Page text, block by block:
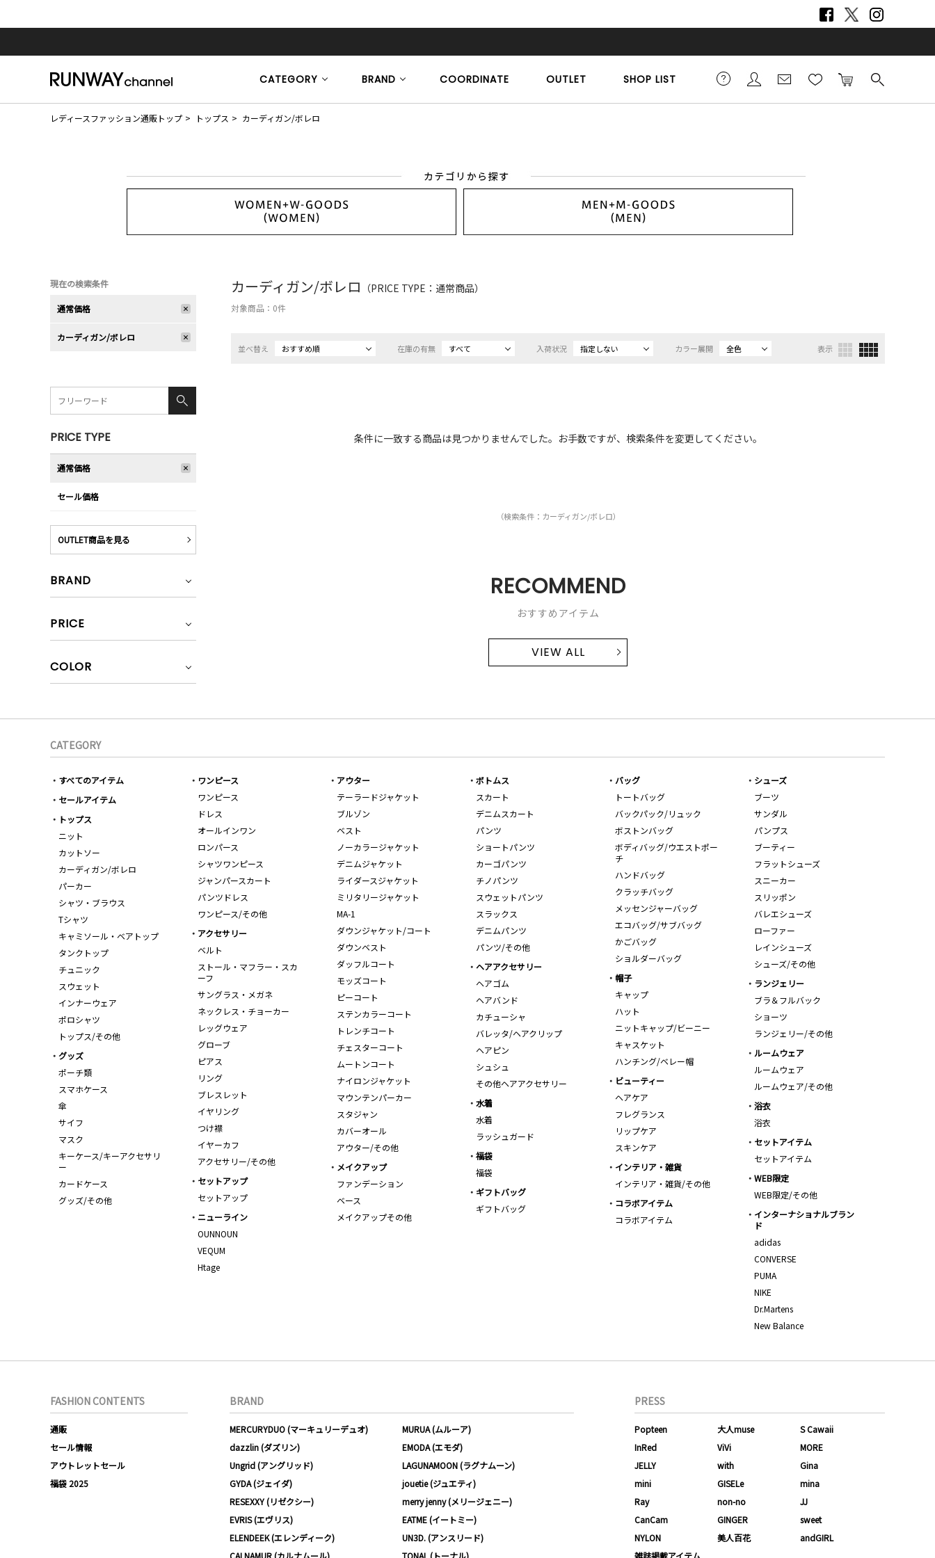
CATEGORY BRAND COORDINATE OUTLET SHOP LIST
レディースファッション通販トップ トップス カーディガン/ボレロ
カーディガン/ボレロ （PRICE TYPE：通常商品）
対象商品： 0件
並べ替え おすすめ順 在庫の有無 すべて 入荷状況 指定しない カラー展開 全色 表示
条件に一致する商品は見つかりませんでした。お手数ですが、検索条件を変更してください。
（検索条件：カーディガン/ボレロ）
RECOMMEND
おすすめアイテム
VIEW ALL
現在の検索条件
通常価格
カーディガン/ボレロ
PRICE TYPE
通常価格
セール価格
OUTLET商品を見る
BRAND
PRICE
COLOR
CATEGORY
すべてのアイテム
セールアイテム
トップス
ニット
カットソー
カーディガン/ボレロ
パーカー
シャツ・ブラウス
Tシャツ
キャミソール・ベアトップ
タンクトップ
チュニック
スウェット
インナーウェア
ポロシャツ
トップス/その他
ワンピース
ワンピース
ドレス
オールインワン
ロンパース
シャツワンピース
ジャンパースカート
パンツドレス
ワンピース/その他
アウター
テーラードジャケット
ブルゾン
ベスト
ノーカラージャケット
デニムジャケット
ライダースジャケット
ミリタリージャケット
MA-1
ダウンジャケット/コート
ダウンベスト
ダッフルコート
モッズコート
ピーコート
ステンカラーコート
トレンチコート
チェスターコート
ムートンコート
ナイロンジャケット
マウンテンパーカー
スタジャン
カバーオール
アウター/その他
ボトムス
スカート
デニムスカート
パンツ
ショートパンツ
カーゴパンツ
チノパンツ
スウェットパンツ
スラックス
デニムパンツ
パンツ/その他
バッグ
トートバッグ
バックパック/リュック
ボストンバッグ
ボディバッグ/ウエストポー
チ
ハンドバッグ
クラッチバッグ
メッセンジャーバッグ
エコバッグ/サブバッグ
かごバッグ
ショルダーバッグ
シューズ
ブーツ
サンダル
パンプス
ブーティー
フラットシューズ
スニーカー
スリッポン
バレエシューズ
ローファー
レインシューズ
シューズ/その他
アクセサリー
ベルト
ストール・マフラー・スカ
ーフ
サングラス・メガネ
ネックレス・チョーカー
レッグウェア
グローブ
ピアス
リング
ブレスレット
イヤリング
つけ襟
イヤーカフ
アクセサリー/その他
ヘアアクセサリー
ヘアゴム
ヘアバンド
カチューシャ
バレッタ/ヘアクリップ
ヘアピン
シュシュ
その他ヘアアクセサリー
帽子
キャップ
ハット
ニットキャップ/ビーニー
キャスケット
ハンチング/ベレー帽
ランジェリー
ブラ＆フルバック
ショーツ
ランジェリー/その他
ルームウェア
ルームウェア
ルームウェア/その他
グッズ
ポーチ類
スマホケース
傘
サイフ
マスク
キーケース/キーアクセサリ
ー
カードケース
グッズ/その他
ビューティー
ヘアケア
フレグランス
リップケア
スキンケア
水着
水着
ラッシュガード
浴衣
浴衣
セットアイテム
セットアイテム
福袋
福袋
メイクアップ
ファンデーション
ベース
メイクアップその他
インテリア・雑貨
インテリア・雑貨/その他
WEB限定
WEB限定/その他
セットアップ
セットアップ
ギフトバッグ
ギフトバッグ
コラボアイテム
コラボアイテム
インターナショナルブラン
ド
adidas
CONVERSE
PUMA
NIKE
Dr.Martens
New Balance
ニューライン
OUNNOUN
VEQUM
Htage
FASHION CONTENTS
通販
セール情報
アウトレットセール
福袋 2025
BRAND
MERCURYDUO (マーキュリーデュオ)
MURUA (ムルーア)
dazzlin (ダズリン)
EMODA (エモダ)
Ungrid (アングリッド)
LAGUNAMOON (ラグナムーン)
GYDA (ジェイダ)
jouetie (ジュエティ)
RESEXXY (リゼクシー)
merry jenny (メリージェニー)
EVRIS (エヴリス)
EATME (イートミー)
ELENDEEK (エレンディーク)
UN3D. (アンスリード)
CALNAMUR (カルナムール)
TONAL (トーナル)
PRESS
Popteen 大人muse
S Cawaii
InRed
ViVi
MORE
JELLY
with
Gina
mini
GISELe
mina
Ray
non-no
JJ
CanCam
GINGER
sweet
NYLON
美人百花
andGIRL
雑誌掲載アイテム